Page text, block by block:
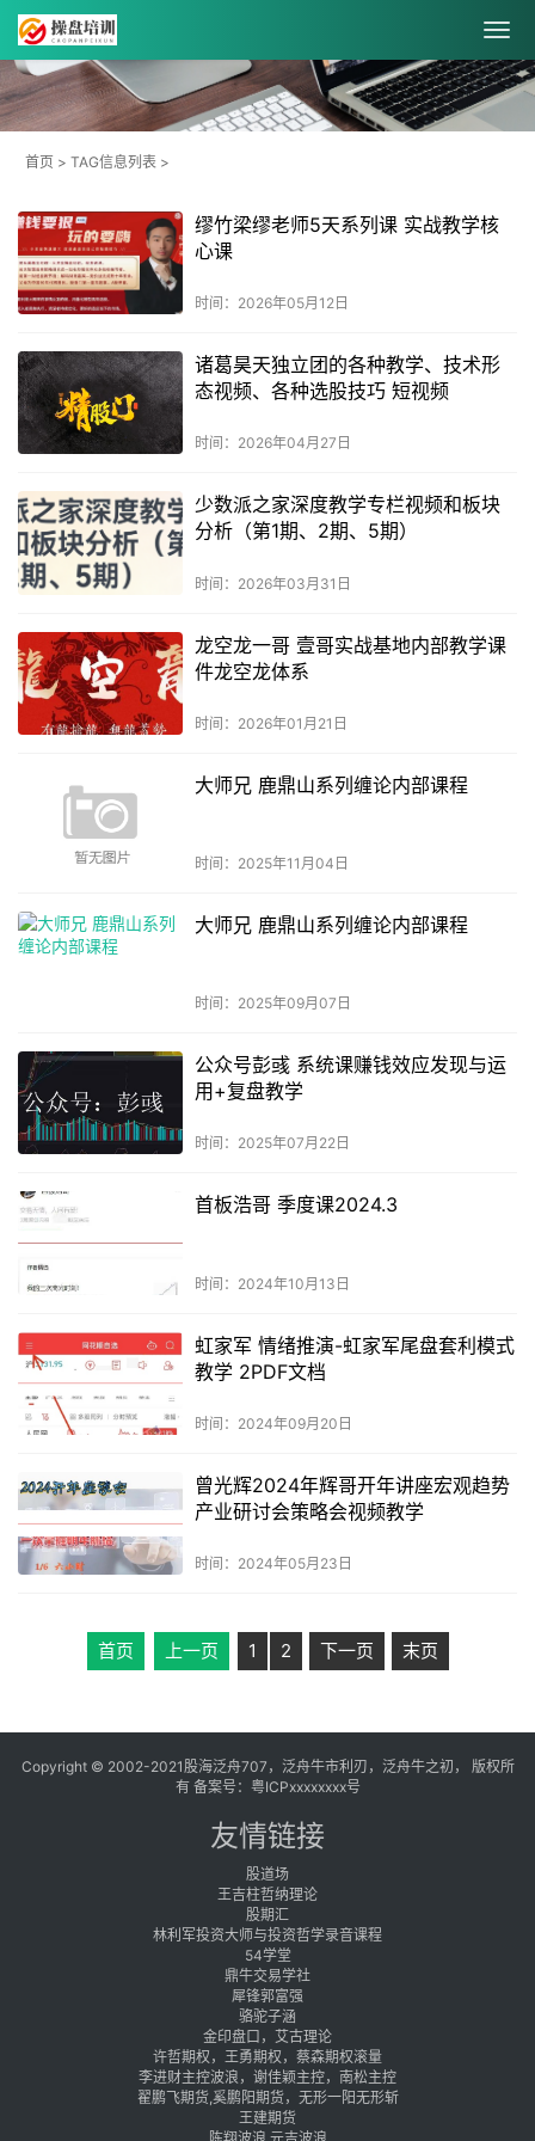
首页 > TAG信息列表 >
缪竹梁缪老师5天系列课 实战教学核
心课
时间：2026年05月12日
诸葛昊天独立团的各种教学、技术形
态视频、各种选股技巧 短视频
时间：2026年04月27日
少数派之家深度教学专栏视频和板块
分析（第1期、2期、5期）
时间：2026年03月31日
龙空龙一哥 壹哥实战基地内部教学课
件龙空龙体系
时间：2026年01月21日
大师兄 鹿鼎山系列缠论内部课程
时间：2025年11月04日
大师兄 鹿鼎山系列缠论内部课程
时间：2025年09月07日
公众号彭彧 系统课赚钱效应发现与运
用+复盘教学
时间：2025年07月22日
首板浩哥 季度课2024.3
时间：2024年10月13日
虹家军 情绪推演-虹家军尾盘套利模式
教学 2PDF文档
时间：2024年09月20日
曾光辉2024年辉哥开年讲座宏观趋势
产业研讨会策略会视频教学
时间：2024年05月23日
首页 上一页 1 2 下一页 末页
Copyright © 2002-2021股海泛舟707，泛舟牛市利刃，泛舟牛之初， 版权所
有 备案号： 粤ICPxxxxxxxx号
友情链接
股道场
王吉柱哲纳理论
股期汇
林利军投资大师与投资哲学录音课程
54学堂
鼎牛交易学社
犀锋郭富强
骆驼子涵
金印盘口，艾古理论
许哲期权，王勇期权，蔡森期权滚量
李进财主控波浪，谢佳颖主控，南松主控
翟鹏飞期货,奚鹏阳期货，无形一阳无形斩
王建期货